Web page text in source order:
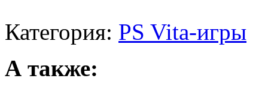
Категория: PS Vita-игры
А также: